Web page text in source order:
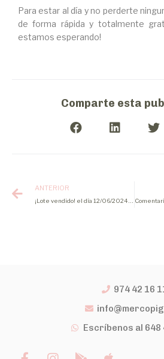
Para estar al día y no perderte
de forma rápida y totalmente
estamos esperando!
Comparte esta
ANTERIOR
974 42 16
Escríbenos al 648